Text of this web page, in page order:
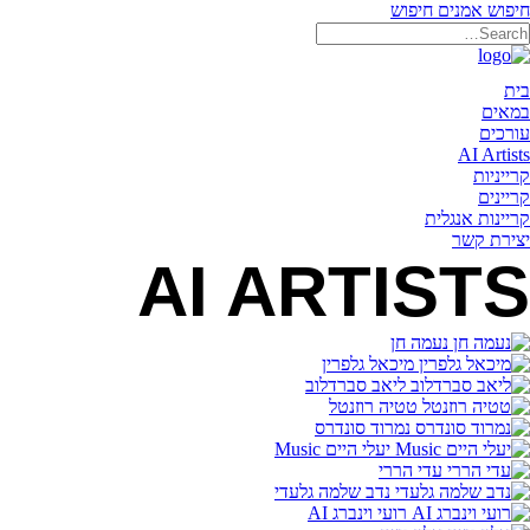
חיפוש אמנים חיפוש
בית
במאים
עורכים
AI Artists
קרייניות
קריינים
קריינות אנגלית
יצירת קשר
AI ARTISTS
נעמה חן
מיכאל גלפרין
ליאב סברדלוב
טטיה רוזנטל
נמרוד סונדרס
יעלי היים Music
עדי הררי
נדב שלמה גלעדי
רועי וינברג AI